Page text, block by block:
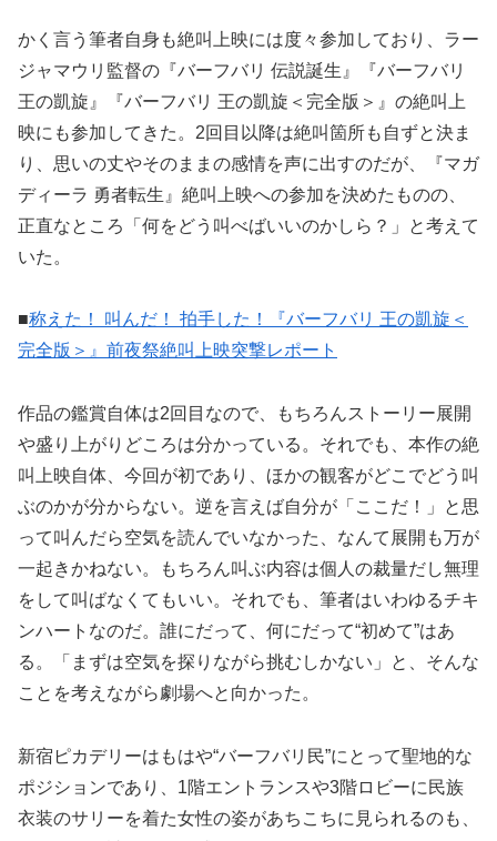
かく言う筆者自身も絶叫上映には度々参加しており、ラー
ジャマウリ監督の『バーフバリ 伝説誕生』『バーフバリ
王の凱旋』『バーフバリ 王の凱旋＜完全版＞』の絶叫上
映にも参加してきた。2回目以降は絶叫箇所も自ずと決ま
り、思いの丈やそのままの感情を声に出すのだが、『マガ
ディーラ 勇者転生』絶叫上映への参加を決めたものの、
正直なところ「何をどう叫べばいいのかしら？」と考えて
いた。
■称えた！ 叫んだ！ 拍手した！『バーフバリ 王の凱旋＜
完全版＞』前夜祭絶叫上映突撃レポート
作品の鑑賞自体は2回目なので、もちろんストーリー展開
や盛り上がりどころは分かっている。それでも、本作の絶
叫上映自体、今回が初であり、ほかの観客がどこでどう叫
ぶのかが分からない。逆を言えば自分が「ここだ！」と思
って叫んだら空気を読んでいなかった、なんて展開も万が
一起きかねない。もちろん叫ぶ内容は個人の裁量だし無理
をして叫ばなくてもいい。それでも、筆者はいわゆるチキ
ンハートなのだ。誰にだって、何にだって“初めて”はあ
る。「まずは空気を探りながら挑むしかない」と、そんな
ことを考えながら劇場へと向かった。
新宿ピカデリーはもはや“バーフバリ民”にとって聖地的な
ポジションであり、1階エントランスや3階ロビーに民族
衣装のサリーを着た女性の姿があちこちに見られるのも、